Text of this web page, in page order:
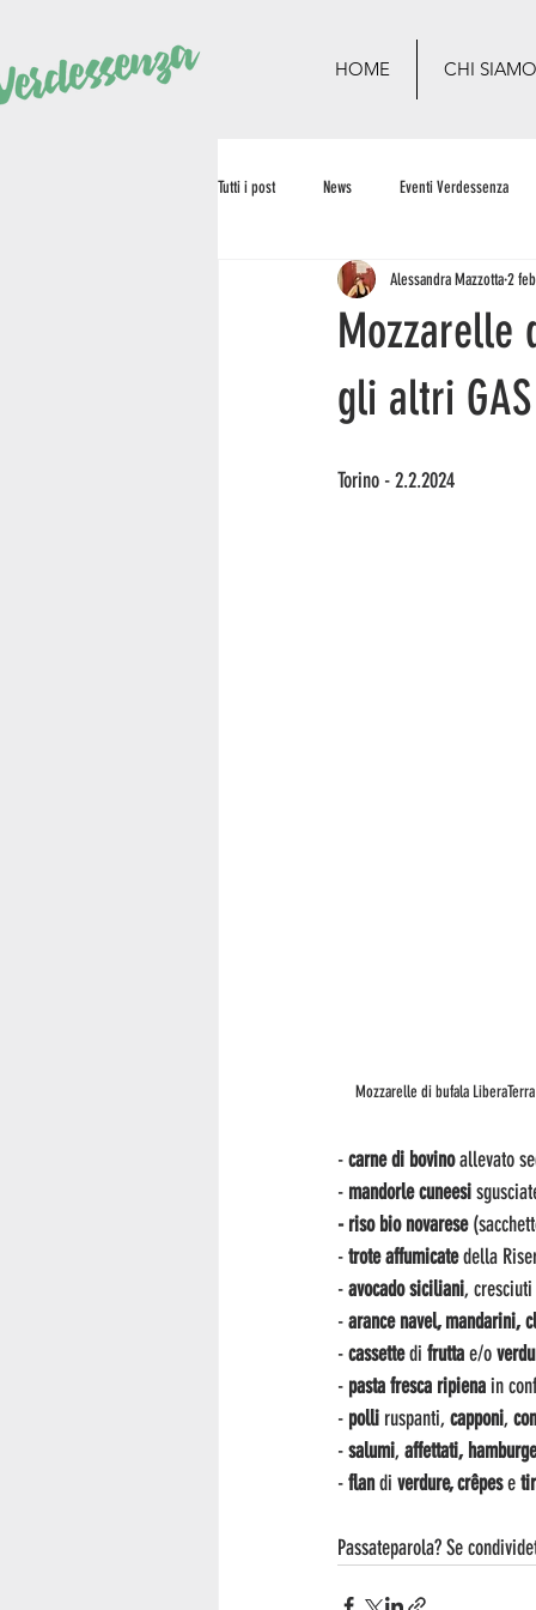
HOME CHI SIAMO
Tutti i post News Eventi Verdessenza
Mozzarelle
gli altri
Alessandra Mazzotta2
Torino - 2.2.2024
Mozzarelle di bufala
- carne di bovino allevato
- mandorle cuneesi
- riso bio novarese
- trote affumicate della
- avocado siciliani,
- arance navel, mandarini,
- cassette di frutta e/o
- pasta fresca ripiena in
- polli ruspanti, capponi,
- salumi, affettati,
- flan di verdure, crêpes e
Passateparola? Se